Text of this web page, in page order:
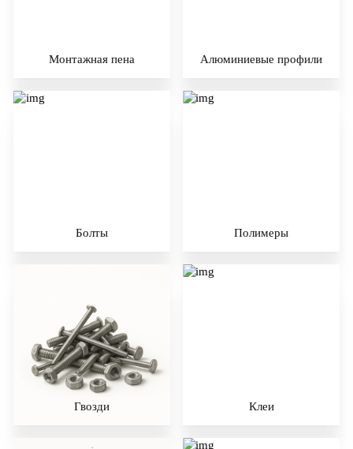
Монтажная пена Алюминиевые профили
Болты Полимеры
Гвозди Клеи